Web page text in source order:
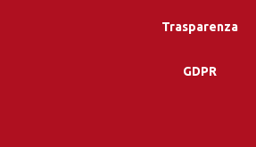
Trasparenza
GDPR